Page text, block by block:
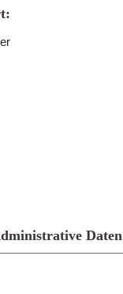
Daten